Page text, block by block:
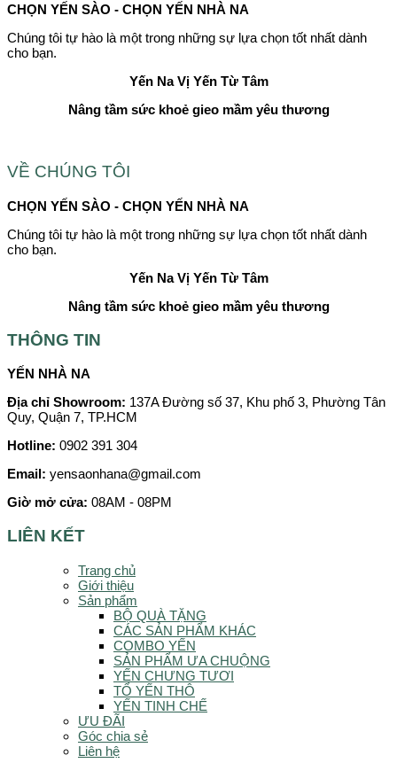
CHỌN YẾN SÀO - CHỌN YẾN NHÀ NA
Chúng tôi tự hào là một trong những sự lựa chọn tốt nhất dành
cho bạn.
Yến Na Vị Yến Từ Tâm
Nâng tầm sức khoẻ gieo mầm yêu thương
VỀ CHÚNG TÔI
CHỌN YẾN SÀO - CHỌN YẾN NHÀ NA
Chúng tôi tự hào là một trong những sự lựa chọn tốt nhất dành
cho bạn.
Yến Na Vị Yến Từ Tâm
Nâng tầm sức khoẻ gieo mầm yêu thương
THÔNG TIN
YẾN NHÀ NA
Địa chỉ Showroom: 137A Đường số 37, Khu phố 3, Phường Tân
Quy, Quận 7, TP.HCM
Hotline: 0902 391 304
Email: yensaonhana@gmail.com
Giờ mở cửa: 08AM - 08PM
LIÊN KẾT
Trang chủ
Giới thiệu
Sản phẩm
BỘ QUÀ TẶNG
CÁC SẢN PHẨM KHÁC
COMBO YẾN
SẢN PHẨM ƯA CHUỘNG
YẾN CHƯNG TƯƠI
TỔ YẾN THÔ
YẾN TINH CHẾ
ƯU ĐÃI
Góc chia sẻ
Liên hệ